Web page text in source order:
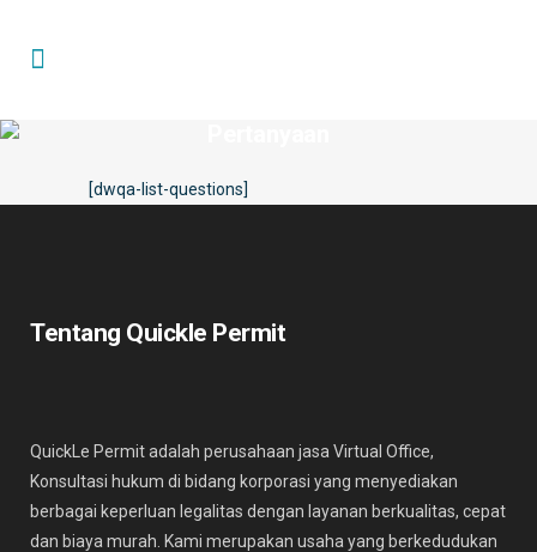
[dwqa-list-questions]
Tentang Quickle Permit
QuickLe Permit adalah perusahaan jasa Virtual Office,
Konsultasi hukum di bidang korporasi yang menyediakan
berbagai keperluan legalitas dengan layanan berkualitas, cepat
dan biaya murah. Kami merupakan usaha yang berkedudukan